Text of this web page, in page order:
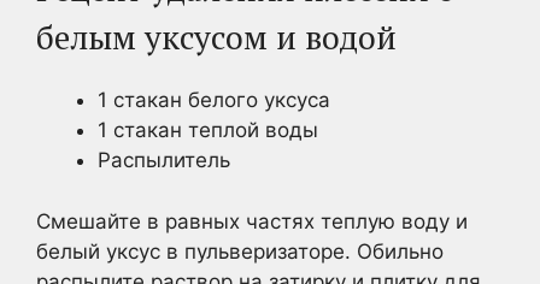
белым уксусом и водой
1 стакан белого уксуса
1 стакан теплой воды
Распылитель
Смешайте в равных частях теплую воду и
белый уксус в пульверизаторе. Обильно